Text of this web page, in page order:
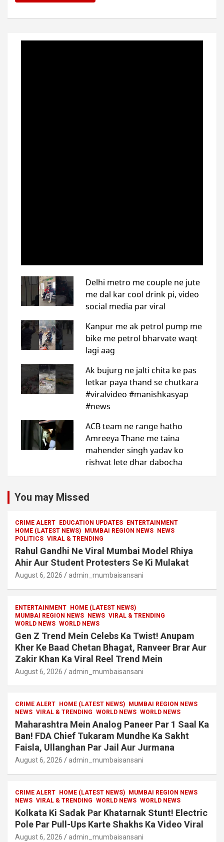
You may Missed
CRIME ALERT EDUCATION UPDATES
ENTERTAINMENT
HOME (LATEST NEWS)
MUMBAI REGION NEWS
NEWS
POLITICS VIRAL & TRENDING
Rahul Gandhi Ne Viral Mumbai Model Rhiya
Ahir Aur Student Protesters Se Ki Mulakat
August 6, 2026 admin_mumbaisansani
ENTERTAINMENT
HOME (LATEST NEWS)
MUMBAI REGION NEWS
NEWS VIRAL & TRENDING
WORLD NEWS WORLD NEWS
Gen Z Trend Mein Celebs Ka Twist! Anupam
Kher Ke Baad Chetan Bhagat, Ranveer Brar Aur
Zakir Khan Ka Viral Reel Trend Mein
August 6, 2026 admin_mumbaisansani
CRIME ALERT HOME (LATEST NEWS)
MUMBAI REGION NEWS
NEWS VIRAL & TRENDING WORLD NEWS WORLD NEWS
Maharashtra Mein Analog Paneer Par 1 Saal Ka
Ban! FDA Chief Tukaram Mundhe Ka Sakht
Faisla, Ullanghan Par Jail Aur Jurmana
August 6, 2026 admin_mumbaisansani
CRIME ALERT HOME (LATEST NEWS)
MUMBAI REGION NEWS
NEWS VIRAL & TRENDING WORLD NEWS WORLD NEWS
Kolkata Ki Sadak Par Khatarnak Stunt! Electric
Pole Par Pull-Ups Karte Shakhs Ka Video Viral
August 6, 2026 admin_mumbaisansani